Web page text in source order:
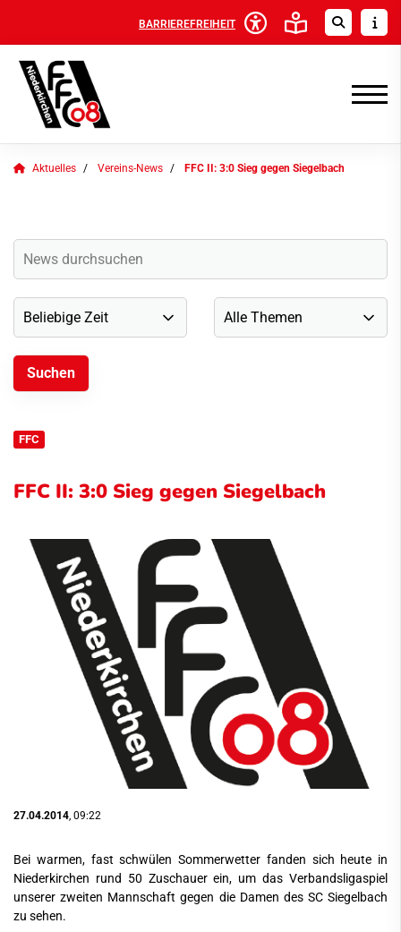
BARRIEREFREIHEIT
Aktuelles Vereins-News FFC II: 3:0 Sieg gegen Siegelbach
FFC
FFC II: 3:0 Sieg gegen Siegelbach
27.04.2014 , 09:22
Bei warmen, fast schwülen Sommerwetter fanden sich heute in
Niederkirchen rund 50 Zuschauer ein, um das Verbandsligaspiel
unserer zweiten Mannschaft gegen die Damen des SC Siegelbach
zu sehen.